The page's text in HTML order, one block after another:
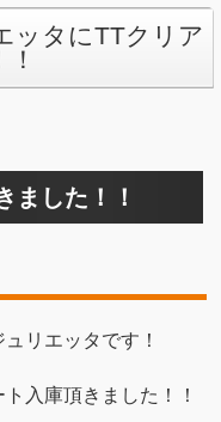
ッタにTTクリア
ました！！
リエッタです！
入庫頂きました！！